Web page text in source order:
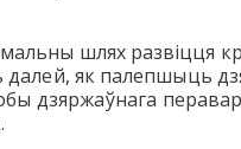
шлях развіцця
як палепшыць
дзяржаўнага